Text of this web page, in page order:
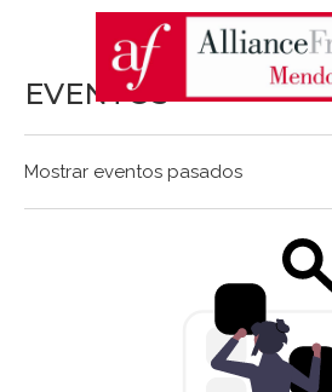
EVENTOS
Mostrar eventos pasados